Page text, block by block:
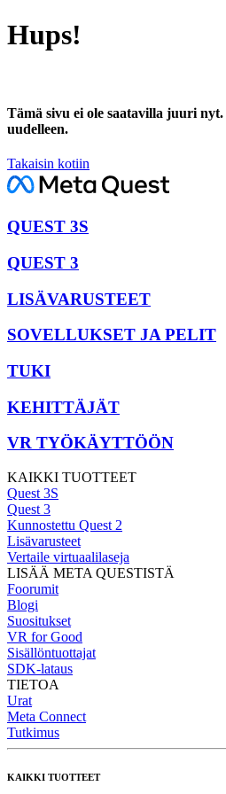
Hups!
Tämä sivu ei ole saatavilla juuri
uudelleen.
Takaisin kotiin
QUEST 3S
QUEST 3
LISÄVARUSTEET
SOVELLUKSET JA PELIT
TUKI
KEHITTÄJÄT
VR TYÖKÄYTTÖÖN
KAIKKI TUOTTEET
Quest 3S
Quest 3
Kunnostettu Quest 2
Lisävarusteet
Vertaile virtuaalilaseja
LISÄÄ META QUESTISTÄ
Foorumit
Blogi
Suositukset
VR for Good
Sisällöntuottajat
SDK-lataus
TIETOA
Urat
Meta Connect
Tutkimus
KAIKKI TUOTTEET